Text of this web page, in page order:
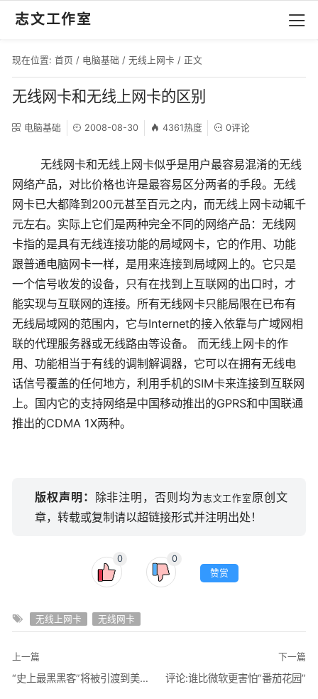
志文工作室
现在位置: 首页 / 电脑基础 / 无线上网卡 / 正文
无线网卡和无线上网卡的区别
电脑基础 2008-08-30 4361热度 0评论
无线网卡和无线上网卡似乎是用户最容易混淆的无线
网络产品，对比价格也许是最容易区分两者的手段。无线
网卡已大都降到200元甚至百元之内，而无线上网卡动辄千
元左右。实际上它们是两种完全不同的网络产品：无线网
卡指的是具有无线连接功能的局域网卡，它的作用、功能
跟普通电脑网卡一样，是用来连接到局域网上的。它只是
一个信号收发的设备，只有在找到上互联网的出口时，才
能实现与互联网的连接。所有无线网卡只能局限在已布有
无线局域网的范围内，它与Internet的接入依靠与广域网相
联的代理服务器或无线路由等设备。 而无线上网卡的作
用、功能相当于有线的调制解调器，它可以在拥有无线电
话信号覆盖的任何地方，利用手机的SIM卡来连接到互联网
上。国内它的支持网络是中国移动推出的GPRS和中国联通
推出的CDMA 1X两种。
版权声明： 除非注明，否则均为志文工作室 原创文
章，转载或复制请以超链接形式并注明出处！
0
0
赞赏
无线上网卡 无线网卡
上一篇
“史上最黑黑客”将被引渡到美国 面临70年监禁
下一篇
评论:谁比微软更害怕“番茄花园”